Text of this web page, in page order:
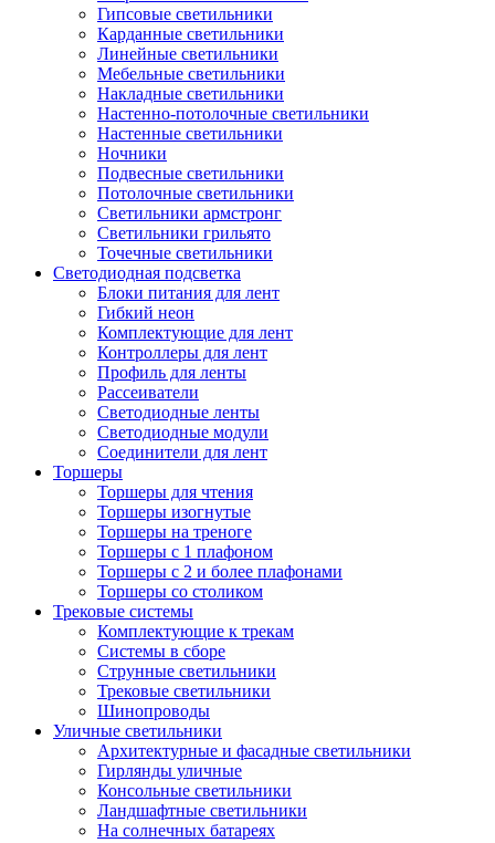
Гипсовые светильники
Карданные светильники
Линейные светильники
Мебельные светильники
Накладные светильники
Настенно-потолочные светильники
Настенные светильники
Ночники
Подвесные светильники
Потолочные светильники
Светильники армстронг
Светильники грильято
Точечные светильники
Светодиодная подсветка
Блоки питания для лент
Гибкий неон
Комплектующие для лент
Контроллеры для лент
Профиль для ленты
Рассеиватели
Светодиодные ленты
Светодиодные модули
Соединители для лент
Торшеры
Торшеры для чтения
Торшеры изогнутые
Торшеры на треноге
Торшеры с 1 плафоном
Торшеры с 2 и более плафонами
Торшеры со столиком
Трековые системы
Комплектующие к трекам
Системы в сборе
Струнные светильники
Трековые светильники
Шинопроводы
Уличные светильники
Архитектурные и фасадные светильники
Гирлянды уличные
Консольные светильники
Ландшафтные светильники
На солнечных батареях